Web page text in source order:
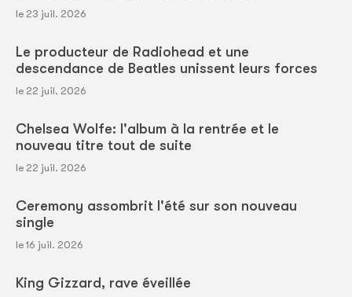
le 23 juil. 2026
Le producteur de Radiohead et une
descendance de Beatles unissent leurs forces
le 22 juil. 2026
Chelsea Wolfe: l'album à la rentrée et le
nouveau titre tout de suite
le 22 juil. 2026
Ceremony assombrit l'été sur son nouveau
single
le 16 juil. 2026
King Gizzard, rave éveillée